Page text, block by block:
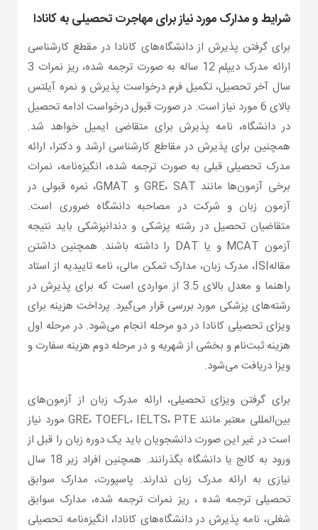
شرایط و مدارک مورد نیاز برای مهاجرت تحصیلی به کانادا
برای گرفتن پذیرش از دانشگاه‌های کانادا در مقطع کارشناسی
ارائه مدرک دیپلم 12 ساله به صورت ترجمه شده، ریز نمرات 3
سال آخر تحصیل، تکمیل فرم درخواست پذیرش و نمره آیلتس
بالای 6 مورد نیاز است. در صورت قبول درخواست ادامه تحصیل
در دانشگاه، نامه پذیرش برای متقاضی ایمیل خواهد شد.
همچنین برای پذیرش در مقاطع کارشناسی ارشد و دکترا، ارائه
مدرک تحصیلی قبلی به صورت ترجمه شده، انگیزه‌نامه، نمرات
برخی آزمون‌ها مانند GRE، SAT و GMAT، نمره قبولی در
آزمون زبان و شرکت در مصاحبه دانشگاه ضروری است.
متقاضیان تحصیل در رشته پزشکی و دندانپزشکی باید نتیجه
آزمون MCAT و یا DAT را داشته باشند. همچنین داشتن
مقالهISI، مدرک زبان، مدارک تمکن مالی، نامه تاییدیه از استاد
راهنما و معدل بالای 3.5 از مواردی است که برای پذیرش در
رشته‌های پزشکی مورد بررسی قرار می‌گیرد. پرداخت هزینه برای
ویزای تحصیلی کانادا در دو مرحله انجام می‌شود. در مرحله اول
هزینه ثبت‌نام و بخشی از شهریه و در مرحله دوم هزینه سفارت و
ویزا دریافت می‌شود.
برای گرفتن ویزای تحصیلی، ارائه مدرک زبان از آزمون‌های
بین‌المللی معتبر مانند GRE، TOEFL، IELTS، PTE مورد نیاز
است در غیر این‌ صورت دانشجویان باید یک دوره زبان را قبل از
ورود به کالج یا دانشگاه بگذرانند. همچنین افراد زیر 18 سال
نیازی به ارائه مدرک زبان ندارند. پاسپورت، مدارک سوابق
تحصیلی ترجمه شده ، ریز نمرات ترجمه شده، مدارک سوابق
شغلی، نامه پذیرش در دانشگاه‌های کانادا، انگیزه‌نامه تحصیلی